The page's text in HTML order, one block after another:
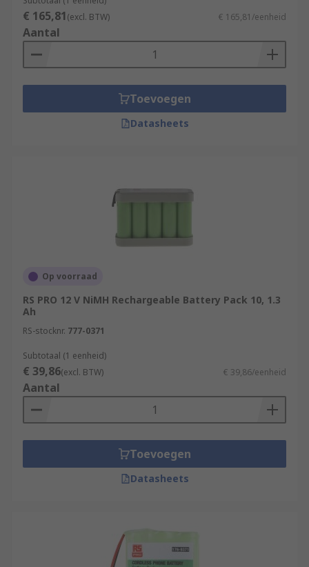
€ 165,81(excl. BTW) € 165,81/eenheid
Aantal
Toevoegen
Datasheets
Op voorraad
RS PRO 12 V NiMH Rechargeable Battery Pack 10, 1.3
Ah
RS-stocknr. 777-0371
Subtotaal (1 eenheid)
€ 39,86(excl. BTW) € 39,86/eenheid
Aantal
Toevoegen
Datasheets